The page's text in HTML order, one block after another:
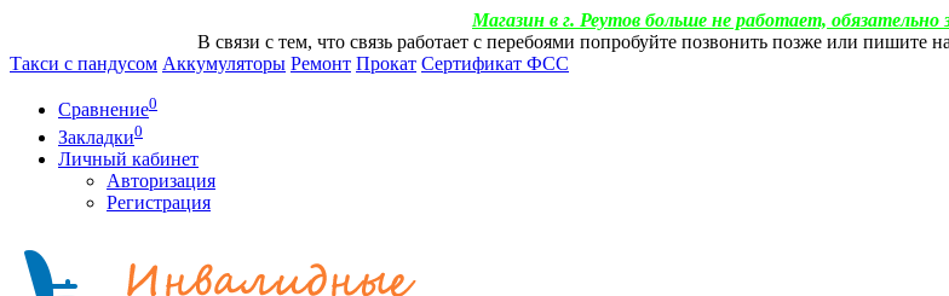
Магазин в г. Реутов больше не работает, обязательно
В связи с тем, что связь работает с перебоями попробуйте позвонить позже или
Такси с пандусом Аккумуляторы Ремонт Прокат Сертификат ФСС
Сравнение0
Закладки0
Личный кабинет
Авторизация
Регистрация